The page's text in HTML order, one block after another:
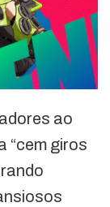
ao
“cem giros